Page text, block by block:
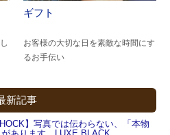
ギフト
お客様の大切な日を素敵な時間にす
るお手伝い
新記事
】写真では伝わらない、「本物